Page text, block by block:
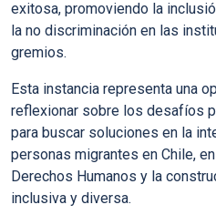
exitosa, promoviendo la
la no discriminación en las
gremios.
Esta instancia representa una
reflexionar sobre los desafíos
para buscar soluciones en la
personas migrantes en Chile,
Derechos Humanos y la
inclusiva y diversa.